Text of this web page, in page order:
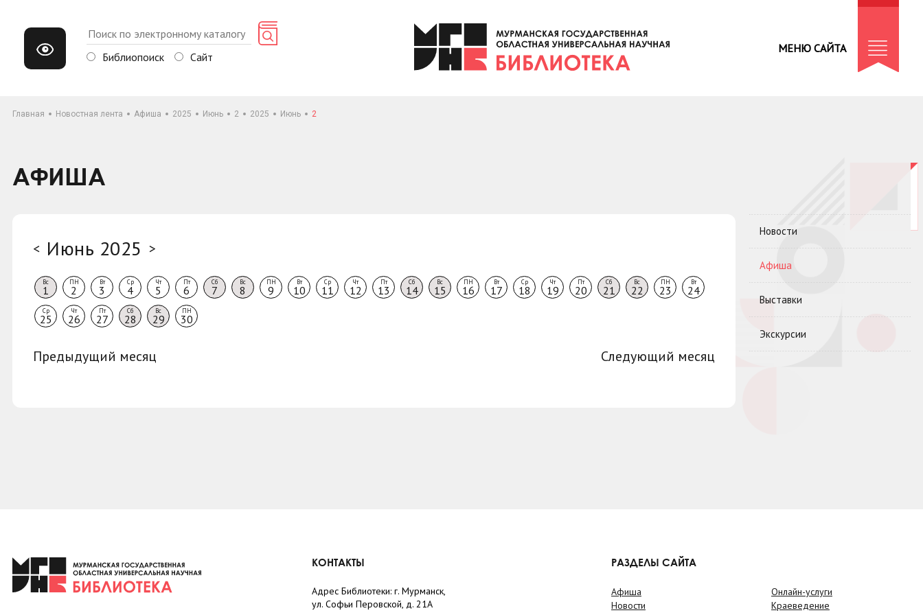
Библиопоиск Сайт
МЕНЮ САЙТА
Главная Новостная лента Афиша 2025 Июнь 2 2025 Июнь 2
АФИША
< Июнь 2025 >
Вс
1
ПН
2
Вт
3
Ср
4
Чт
5
Пт
6
Сб
7
Вс
8
ПН
9
Вт
10
Ср
11
Чт
12
Пт
13
Сб
14
Вс
15
ПН
16
Вт
17
Ср
18
Чт
19
Пт
20
Сб
21
Вс
22
ПН
23
Вт
24
Ср
25
Чт
26
Пт
27
Сб
28
Вс
29
ПН
30
Предыдущий месяц Следующий месяц
Новости
Афиша
Выставки
Экскурсии
КОНТАКТЫ
Адрес Библиотеки: г. Мурманск,
ул. Софьи Перовской, д. 21А
РАЗДЕЛЫ САЙТА
Афиша
Новости
Онлайн-услуги
Краеведение